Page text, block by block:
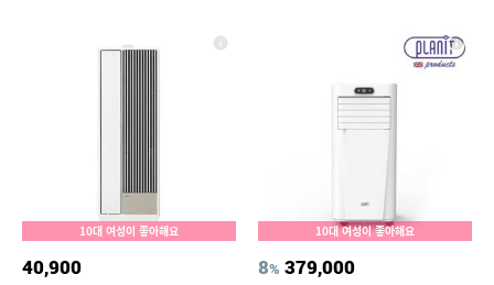
10대 여성이 좋아해요
40,900
10대 여성이 좋아해요
8% 379,000